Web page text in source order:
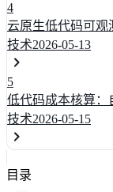
4
云原生低代码可观
技术2026-05-13
5
低代码成本核算：
技术2026-05-15
目录